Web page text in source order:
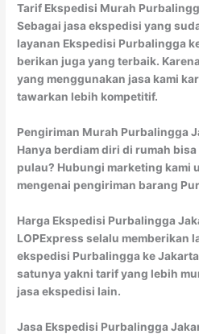
Tarif Ekspedisi Murah
Sebagai jasa ekspedisi yang
layanan Ekspedisi Purbalingga
berikan juga yang terbaik.
yang menggunakan jasa kami
tawarkan lebih kompetitif.
Pengiriman Murah Purbalingga
Hanya berdiam diri di rumah
pulau? Hubungi marketing kami
mengenai pengiriman barang
Harga Ekspedisi Purbalingga
LOPExpress selalu memberikan
ekspedisi Purbalingga ke
satunya yakni tarif yang lebih
jasa ekspedisi lain.
Jasa Ekspedisi Purbalingga